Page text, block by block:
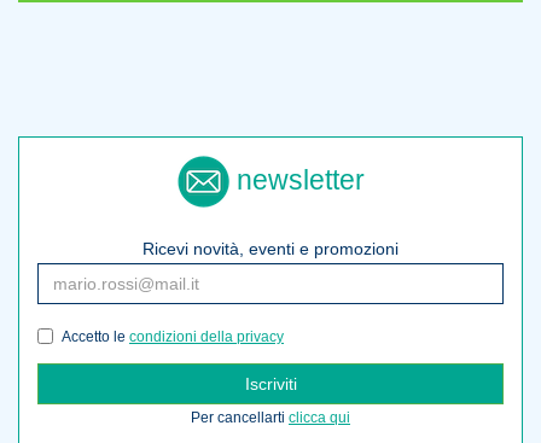
newsletter
Ricevi novità, eventi e promozioni
Accetto le condizioni della privacy
Iscriviti
Per cancellarti clicca qui